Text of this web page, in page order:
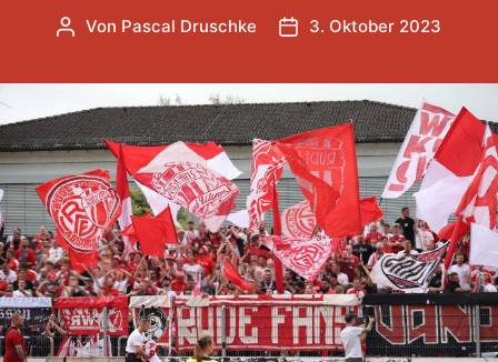
Beitragsautor
Von Pascal Druschke Veröffentlichungsdatum
3. Oktober 2023